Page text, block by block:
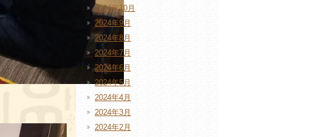
2024年10月
2024年9月
2024年8月
2024年7月
2024年6月
2024年5月
2024年4月
2024年3月
2024年2月